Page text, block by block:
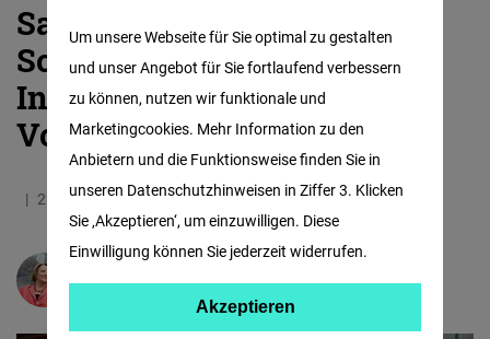
Inhalt
Sabine Leutheusser-
Schnarrenberger im
Interview zur
Vorratsdatenspeicherung
22.12.2025 2.6 Minuten Deutschland
Sabine Leutheusser-Schnarrenberger
Um unsere Webseite für Sie optimal zu gestalten
und unser Angebot für Sie fortlaufend verbessern
zu können, nutzen wir funktionale und
Marketingcookies. Mehr Information zu den
Anbietern und die Funktionsweise finden Sie in
unseren Datenschutzhinweisen in Ziffer 3. Klicken
Sie ‚Akzeptieren‘, um einzuwilligen. Diese
Einwilligung können Sie jederzeit widerrufen.
Akzeptieren